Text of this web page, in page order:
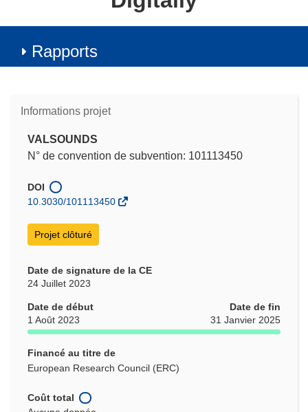
Rapports
Informations projet
VALSOUNDS
N° de convention de subvention: 101113450
DOI
10.3030/101113450
Projet clôturé
Date de signature de la CE
24 Juillet 2023
Date de début
1 Août 2023
Date de fin
31 Janvier 2025
Financé au titre de
European Research Council (ERC)
Coût total